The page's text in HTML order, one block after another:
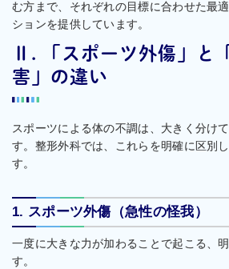
む方まで、それぞれの目標に合わせた最
ションを提供しています。
Ⅱ. 「スポーツ外傷」と
害」の違い
スポーツによる体の不調は、大きく分け
す。整形外科では、これらを明確に区別
す。
1. スポーツ外傷（急性の怪我）
一度に大きな力が加わることで起こる、
す。